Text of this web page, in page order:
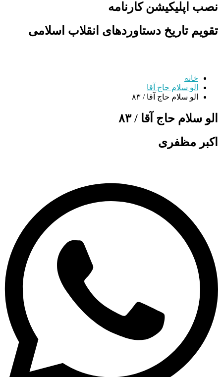
نصب اپلیکیشن کارنامه
تقویم تاریخ دستاوردهای انقلاب اسلامی
خانه
الو سلام حاج آقا
الو سلام حاج آقا / ۸۳
الو سلام حاج آقا / ۸۳
اکبر مظفری